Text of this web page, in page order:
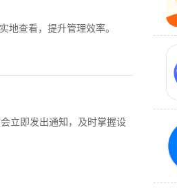
地查看，提升管理效率。
立即发出通知，及时掌握设